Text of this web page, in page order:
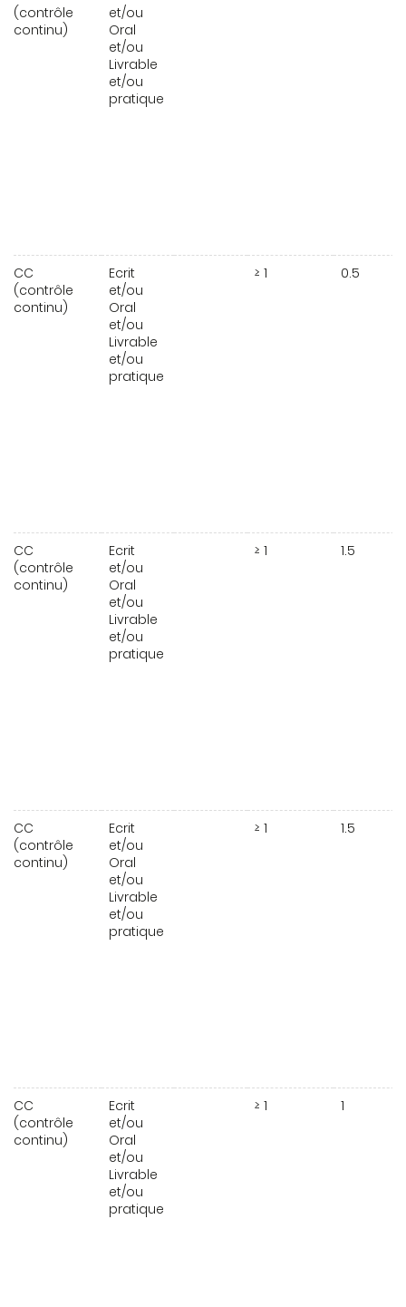
(contrôle
continu)
et/ou
Oral
et/ou
Livrable
et/ou
pratique
CC
(contrôle
continu)
Ecrit
et/ou
Oral
et/ou
Livrable
et/ou
pratique
≥ 1 0.5
CC
(contrôle
continu)
Ecrit
et/ou
Oral
et/ou
Livrable
et/ou
pratique
≥ 1 1.5
CC
(contrôle
continu)
Ecrit
et/ou
Oral
et/ou
Livrable
et/ou
pratique
≥ 1 1.5
CC
(contrôle
continu)
Ecrit
et/ou
Oral
et/ou
Livrable
et/ou
pratique
≥ 1 1